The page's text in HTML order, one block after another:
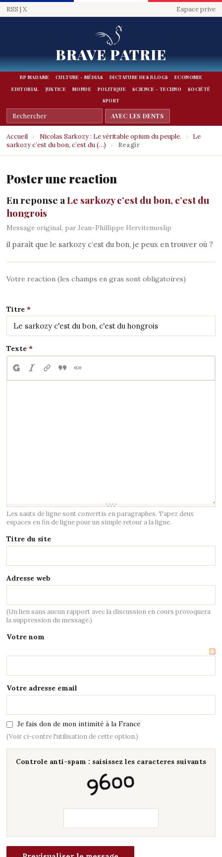
RSS | X Espace prive
BRAVE PATRIE
BP MADAME CULTURE - MÉDIAS DICTATURE DES BLOGS
ECONOMIE
EDITORIAL
JUSTICE MONDE POLITIQUE SCIENCE - TECHNO
SOCIÉTÉ
SPORT
Accueil › Nicolas Sarkozy : Le véritable opium du peuple. ›
Le
sarkozy c’est du bon, c’est du (…)
› Reagir
Poster une reaction
En reponse aLe sarkozy c’est du bon, c’est du
hongrois
Message original, par Jean-Phillippe Hervitemoslip
il paraît que le sarkozy c’est du bon, je peux en trouver où ?
Votre reaction (les champs en gras sont obligatoires)
Titre
Texte
Les sauts de ligne sont convertis en paragraphes. Tapez deux
espaces en fin de ligne pour un simple retour a la ligne.
Titre du site
Adresse web
(Un lien sans aucun rapport avec la discussion en cours provoquera
la suppression du message.)
Votre nom
Votre adresse email
Je fais don de mon intimité à la France
(Voir ci-contre l'utilisation de cette option.)
Controle anti-spam : saisissez les caracteres suivants